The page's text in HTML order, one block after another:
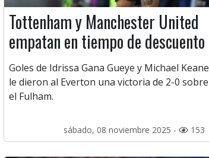
Tottenham y Manchester United
empatan en tiempo de descuento
Goles de Idrissa Gana Gueye y Michael Keane
le dieron al Everton una victoria de 2-0 sobre
el Fulham.
sábado, 08 noviembre 2025 - 153